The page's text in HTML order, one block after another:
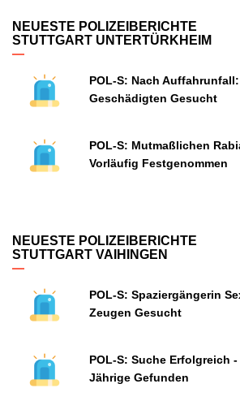
NEUESTE POLIZEIBERICHTE
STUTTGART UNTERTÜRKHEIM
POL-S: Nach
Geschädigten Gesucht
POL-S: Mutmaßlichen
Vorläufig Festgenommen
NEUESTE POLIZEIBERICHTE
STUTTGART VAIHINGEN
POL-S: Spaziergängerin
Zeugen Gesucht
POL-S: Suche Erfolgreich
Jährige Gefunden